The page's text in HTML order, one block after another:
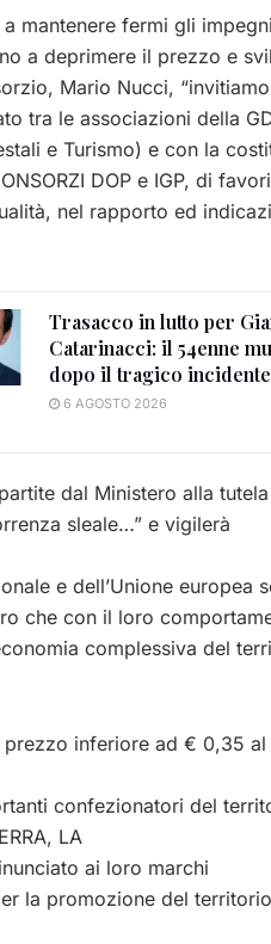
a mantenere fermi gli impegni
a deprimere il prezzo e
Mario Nucci,
tra le associazioni della
e Turismo) e con la
DOP e IGP, di
nel rapporto ed
Trasacco in lutto per
Catarinacci: il 54enne
dopo il tragico incidente
6 AGOSTO 2026
dal Ministero alla
sleale…” e vigilerà
e dell’Unione europea
che con il loro
complessiva del
prezzo inferiore ad € 0,35
confezionatori del
LA
ai loro marchi
la promozione del